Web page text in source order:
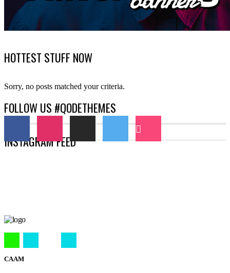
HOTTEST STUFF NOW
Sorry, no posts matched your criteria.
FOLLOW US #QODETHEMES
INSTAGRAM FEED
CAAM